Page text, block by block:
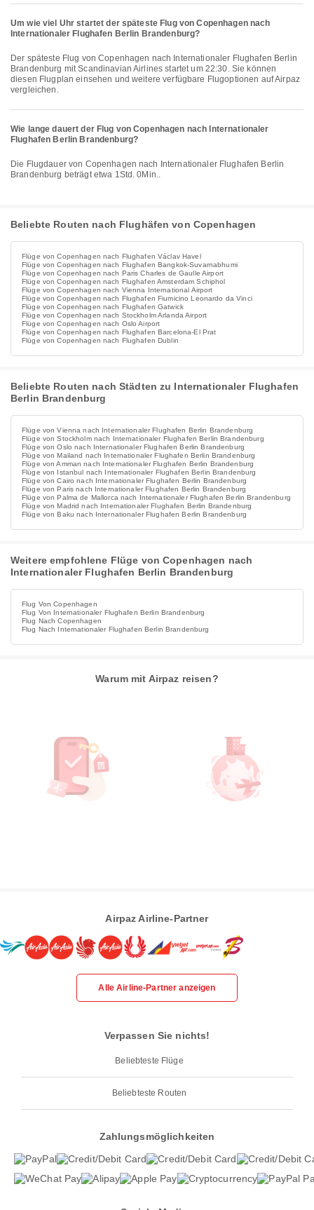
Um wie viel Uhr startet der späteste Flug von Copenhagen nach
Internationaler Flughafen Berlin Brandenburg?
Der späteste Flug von Copenhagen nach Internationaler Flughafen Berlin
Brandenburg mit Scandinavian Airlines startet um 22:30. Sie können
diesen Flugplan einsehen und weitere verfügbare Flugoptionen auf Airpaz
vergleichen.
Wie lange dauert der Flug von Copenhagen nach Internationaler
Flughafen Berlin Brandenburg?
Die Flugdauer von Copenhagen nach Internationaler Flughafen Berlin
Brandenburg beträgt etwa 1Std. 0Min..
Beliebte Routen nach Flughäfen von Copenhagen
Flüge von Copenhagen nach Flughafen Václav Havel
Flüge von Copenhagen nach Flughafen Bangkok-Suvarnabhumi
Flüge von Copenhagen nach Paris Charles de Gaulle Airport
Flüge von Copenhagen nach Flughafen Amsterdam Schiphol
Flüge von Copenhagen nach Vienna International Airport
Flüge von Copenhagen nach Flughafen Fiumicino Leonardo da Vinci
Flüge von Copenhagen nach Flughafen Gatwick
Flüge von Copenhagen nach Stockholm Arlanda Airport
Flüge von Copenhagen nach Oslo Airport
Flüge von Copenhagen nach Flughafen Barcelona-El Prat
Flüge von Copenhagen nach Flughafen Dublin
Beliebte Routen nach Städten zu Internationaler Flughafen
Berlin Brandenburg
Flüge von Vienna nach Internationaler Flughafen Berlin Brandenburg
Flüge von Stockholm nach Internationaler Flughafen Berlin Brandenburg
Flüge von Oslo nach Internationaler Flughafen Berlin Brandenburg
Flüge von Mailand nach Internationaler Flughafen Berlin Brandenburg
Flüge von Amman nach Internationaler Flughafen Berlin Brandenburg
Flüge von Istanbul nach Internationaler Flughafen Berlin Brandenburg
Flüge von Cairo nach Internationaler Flughafen Berlin Brandenburg
Flüge von Paris nach Internationaler Flughafen Berlin Brandenburg
Flüge von Palma de Mallorca nach Internationaler Flughafen Berlin Brandenburg
Flüge von Madrid nach Internationaler Flughafen Berlin Brandenburg
Flüge von Baku nach Internationaler Flughafen Berlin Brandenburg
Weitere empfohlene Flüge von Copenhagen nach
Internationaler Flughafen Berlin Brandenburg
Flug Von Copenhagen
Flug Von Internationaler Flughafen Berlin Brandenburg
Flug Nach Copenhagen
Flug Nach Internationaler Flughafen Berlin Brandenburg
Warum mit Airpaz reisen?
Airpaz Airline-Partner
Alle Airline-Partner anzeigen
Verpassen Sie nichts!
Beliebteste Flüge
Beliebteste Routen
Zahlungsmöglichkeiten